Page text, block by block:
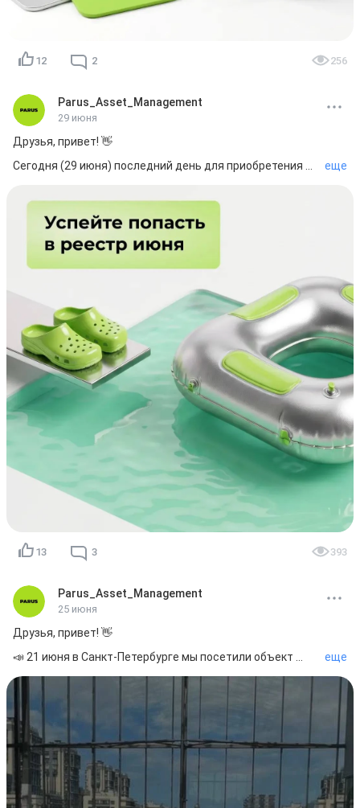
12 2 256
Parus_Asset_Management
29 июня
Друзья, привет! 👋
Сегодня (29 июня) последний день для приобретения
📣 Мы ежемесячно составляем список инвесторов на
последний рабочий день месяца:
📍 Чтобы попасть в этот список — за вами должно быть
зарегистрировано право владения паями.
📍 Регистрация права на паи происходит на следующий
Например, если купить паи 29.06, то дата заключения
сделки будет во вторник 30.06.
На текущий момент в продаже в стаканах остался
объем на 29.06., 12:00:
📍 ПАРУС-МАКС: ~235 млн ₽ (154 770 шт.) / цена 1 589 ₽
📍 ПАРУС-НиНо: ~422 млн ₽ (468 996 шт.) / цена 900 ₽
📍 ПАРУС-МВ: ~1,1 млрд ₽ (1 264 661 шт.) / цена 900 ₽
Ваш PARUS AM!💚
еще
13 3 393
Parus_Asset_Management
25 июня
Друзья, привет! 👋
📣 21 июня в Санкт-Петербурге мы посетили объект
📍 Локация: ТРЦ расположен в Красносельском районе
на Петергофском шоссе – одной из ключевых
магистралей, соединяющей город с историческими
пригородами.
📍 Охват: ТРЦ является главным центром притяжения
для более чем 850 тыс. жителей трех районов Санкт-
Петербурга.
📍 Общая площадь: 98,6 тыс. м², из которых 49 тыс. м²
еще